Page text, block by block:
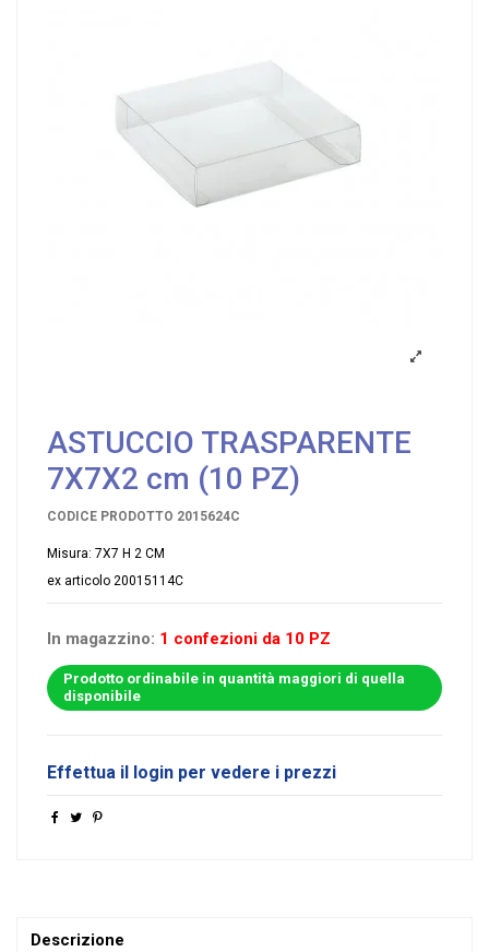
ASTUCCIO TRASPARENTE
7X7X2 cm (10 PZ)
CODICE PRODOTTO 2015624C
Misura: 7X7 H 2 CM
ex articolo 20015114C
In magazzino: 1 confezioni da 10 PZ
Prodotto ordinabile in quantità maggiori di quella
disponibile
Effettua il login per vedere i prezzi
Descrizione